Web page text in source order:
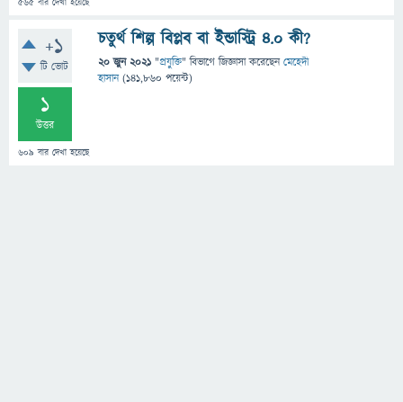
565 বার দেখা হয়েছে
+1
টি ভোট
1
উত্তর
609 বার দেখা হয়েছে
চতুর্থ শিল্প বিপ্লব বা ইন্ডাস্ট্রি ৪.০ কী?
20 জুন 2021 "প্রযুক্তি" বিভাগে জিজ্ঞাসাকরেছেনমেহেদী
হাসান (141,860 পয়েন্ট)